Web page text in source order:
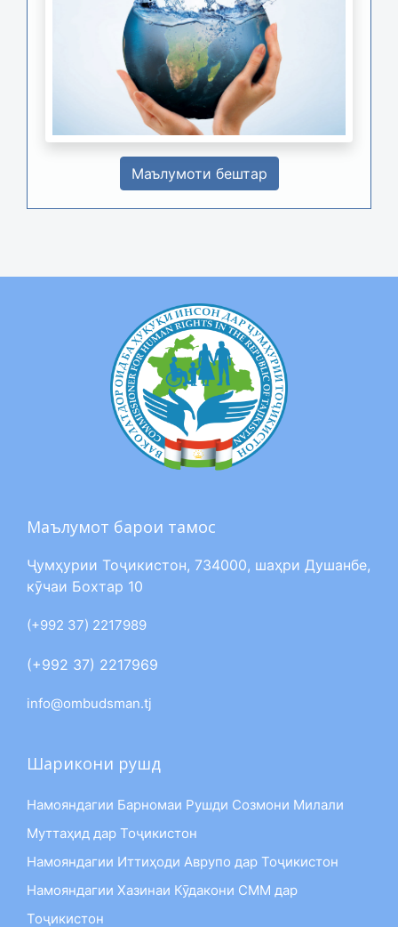
Маълумоти бештар
Маълумот барои тамос
Ҷумҳурии Тоҷикистон, 734000, шаҳри Душанбе,
кӯчаи Бохтар 10
(+992 37) 2217989
(+992 37) 2217969
info@ombudsman.tj
Шарикони рушд
Намояндагии Барномаи Рушди Созмони Милали
Муттаҳид дар Тоҷикистон
Намояндагии Иттиҳоди Аврупо дар Тоҷикистон
Намояндагии Хазинаи Кӯдакони СММ дар
Тоҷикистон